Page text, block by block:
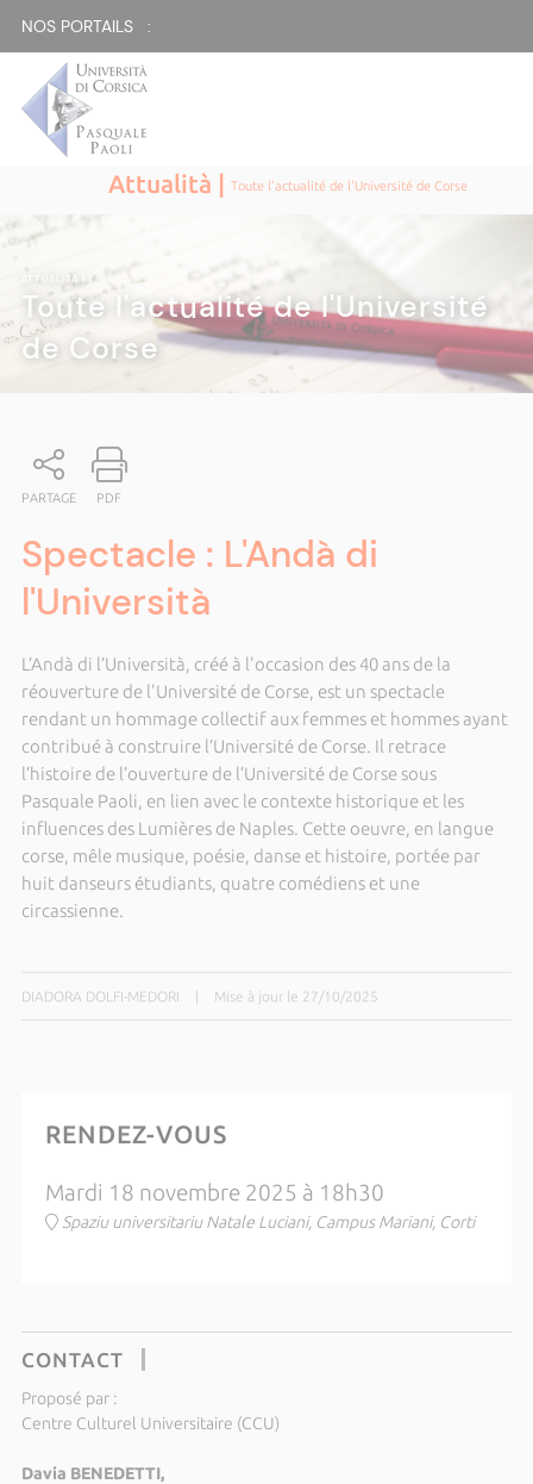
NOS PORTAILS :
Attualità |Toute l'actualité de l'Université de Corse
ATTUALITÀ|
Toute l'actualité de l'Université
de Corse
PARTAGE PDF
Spectacle : L'Andà di
l'Università
L’Andà di l’Università, créé à l'occasion des 40 ans de la
réouverture de l'Université de Corse, est un spectacle
rendant un hommage collectif aux femmes et hommes ayant
contribué à construire l’Université de Corse. Il retrace
l’histoire de l’ouverture de l’Université de Corse sous
Pasquale Paoli, en lien avec le contexte historique et les
influences des Lumières de Naples. Cette oeuvre, en langue
corse, mêle musique, poésie, danse et histoire, portée par
huit danseurs étudiants, quatre comédiens et une
circassienne.
DIADORA DOLFI-MEDORI Mise à jour le 27/10/2025
RENDEZ-VOUS
Mardi 18 novembre 2025 à 18h30
Spaziu universitariu Natale Luciani, Campus Mariani, Corti
CONTACT
Proposé par :
Centre Culturel Universitaire (CCU)
Davia BENEDETTI,